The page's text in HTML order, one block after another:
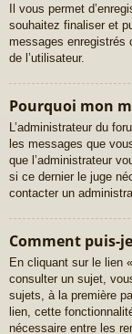
Il vous permet
souhaitez finaliser et
messages enregistrés
de l’utilisateur.
Pourquoi mon
L’administrateur du
les messages que
que l’administrateur
si ce dernier le juge
contacter un
Comment puis-
En cliquant sur le lien
consulter un sujet,
sujets, à la première
lien, cette
nécessaire entre les